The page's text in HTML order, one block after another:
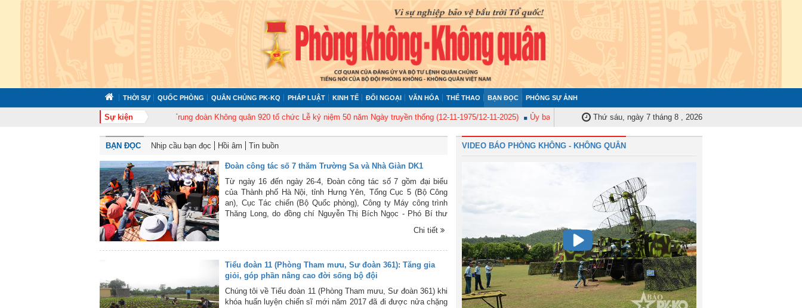
THỜI SỰ QUỐC PHÒNG QUÂN CHỦNG PK-KQ PHÁP LUẬT KINH TẾ ĐỐI NGOẠI VĂN HÓA THỂ THAO BẠN ĐỌC PHÓNG SỰ ẢNH
Sự kiện
tổ chức tập huấn cán bộ năm 2026 Trung đoàn Không quân 920 tổ chức Lễ kỷ niệm 50 năm Ngày truyền thống (12-11-1975/12-11-2025) Ủy ban Kiểm tra Quân ủy Trung ương tập huấn nghiệp vụ công tác kiểm tra, giám
Thứ sáu, ngày 7 tháng 8 , 2026
BẠN ĐỌC Nhịp cầu bạn đọc Hồi âm Tin buồn
Đoàn công tác số 7 thăm Trường Sa và Nhà Giàn DK1
Từ ngày 16 đến ngày 26-4, Đoàn công tác số 7 gồm đại biểu
của Thành phố Hà Nội, tỉnh Hưng Yên, Tổng Cục 5 (Bộ Công
an), Cục Tác chiến (Bộ Quốc phòng), Công ty Máy công trình
Thăng Long, do đồng chí Nguyễn Thị Bích Ngọc - Phó Bí thư
đã đi thăm, tặng quà và động viên quân, dân huyện đảo Trường
Chi tiết
Tiểu đoàn 11 (Phòng Tham mưu, Sư đoàn 361): Tăng gia
giỏi, góp phần nâng cao đời sống bộ đội
Chúng tôi về Tiểu đoàn 11 (Phòng Tham mưu, Sư đoàn 361) khi
khóa huấn luyện chiến sĩ mới năm 2017 đã đi được nửa chặng
VIDEO BÁO PHÒNG KHÔNG - KHÔNG QUÂN